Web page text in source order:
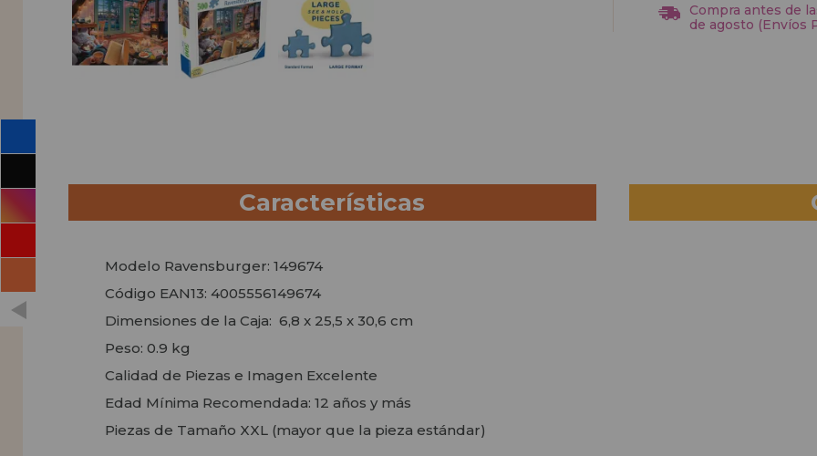
Compra antes de
de agosto (Envíos
Características
Modelo Ravensburger: 149674
Código EAN13: 4005556149674
Dimensiones de la Caja: 6,8 x 25,5 x 30,6 cm
Peso: 0.9 kg
Calidad de Piezas e Imagen Excelente
Edad Mínima Recomendada: 12 años y más
Piezas de Tamaño XXL (mayor que la pieza estándar)